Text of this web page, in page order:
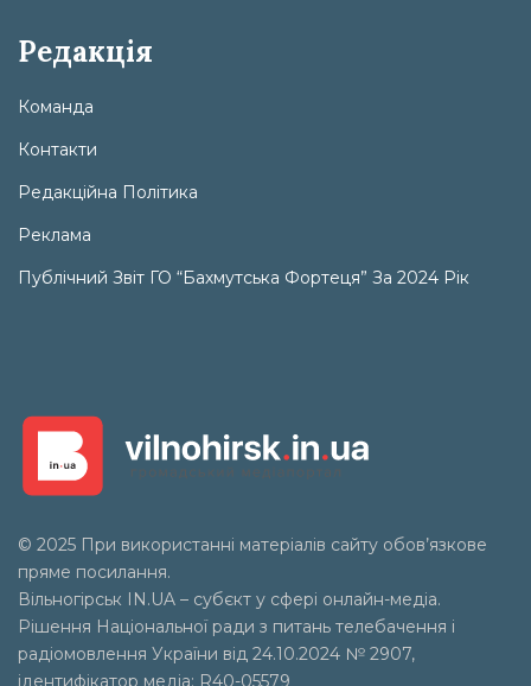
Редакція
Команда
Контакти
Редакційна Політика
Реклама
Публічний Звіт ГО “Бахмутська Фортеця” За 2024 Рік
© 2025 При використанні матеріалів сайту обов’язкове
пряме посилання.
Вільногірськ
IN.UA – субєкт у сфері онлайн-медіа.
Рішення Національної ради з питань телебачення і
радіомовлення України від 24.10.2024 № 2907,
ідентифікатор медіа: R40-05579